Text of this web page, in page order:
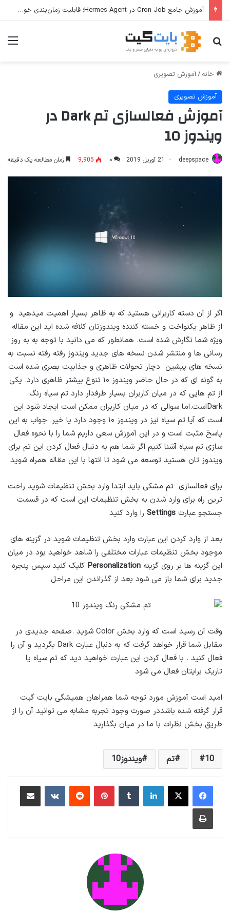
آموزش جامع Cron Job در Hermes Agent؛ قابلیت زمان‌بندی خودکار وظایف
جستجو برای
خانه /آموزش تصویری
آموزش تصویری
آموزش فعالسازی تم Dark در
ویندوز 10
deepspace 21 آوریل 2019 ۰ 9,905 زمان مطالعه یک دقیقه
اگر از آن دسته کاربرانی هستید که به ظاهر بسیار اهمیت میدهید و
از ظاهر یکنواخت و خسته کننده ویندوزتان کلافه شده اید این مقاله
ویژه شما نگارش شده است. همانطور که می دانید با توجه به به روز
رسانی ها و منتشر شدن نسخه های جدید ویندوز رفته رفته نسبت به
نسخه های پیشین دچار تحولات ظاهری و جذابیت بصری شده است
به گونه ای که در حال حاضر ویندوز ۱۰ تنوع بیشتر ظاهری دارد. یکی
از تم هایی که در میان کاربران بسیار طرفدار دارد تم سیاه رنگ
Darkاست.اما سوالی که در میان کاربران ممکن است ایجاد شود این
است که آیا تم سیاه نیز در ویندوز ۱۰ وجود دارد یا خیر. جواب به این
پاسخ مثبت است و در این آموزش سعی داریم شما را با نحوه فعال
سازی تم سیاه آشنا کنیم اگر شما هم به دنبال فعال کردن این تم برای
ویندوز تان هستید توسعه می شود تا انتها با این مقاله همراه شوید
برای فعالسازی تم مشکی باید ابتدا وارد بخش تنظیمات شوید راحت
ترین راه برای وارد شدن به بخش تنظیمات این است که در قسمت
جستجو عبارت
را وارد کنید
بعد از وارد کردن این عبارت وارد بخش تنظیمات شوید در گزینه های
موجود بخش تنظیمات عبارات مختلفی را شاهد خواهید بود در میان
این گزینه ها بر روی گزینه Personalization کلیک کنید سپس پنجره
جدید برای شما باز می شود بعد از گذراندن این مراحل
وقت آن رسید است که وارد بخش Color شوید .صفحه جدیدی در
مقابل شما قرار خواهد گرفت که به دنبال عبارت Dark بگردید و آن را
فعال کنید . با فعال کردن این عبارت خواهید دید که تم سیاه یا
تاریک برایتان فعال می شود
امید است آموزش مورد توجه شما همراهان همیشگی بایت گیت
قرار گرفته شده باشددر صورت وجود تجربه مشابه می توانید آن را از
طریق بخش نظرات با ما در میان بگذارید
10 تم ویندوز10
لینکداینتامبلر پینتریستReddit
VKontakteاشتراک گذاری با ایمیل
چاپ